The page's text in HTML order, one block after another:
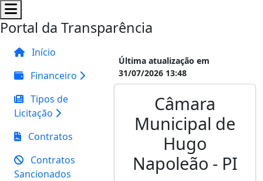
Portal da Transparência
Início
Financeiro
Tipos de
Licitação
Contratos
Contratos
Sancionados
Última atualização em
31/07/2026 13:48
Câmara
Municipal de
Hugo
Napoleão - PI